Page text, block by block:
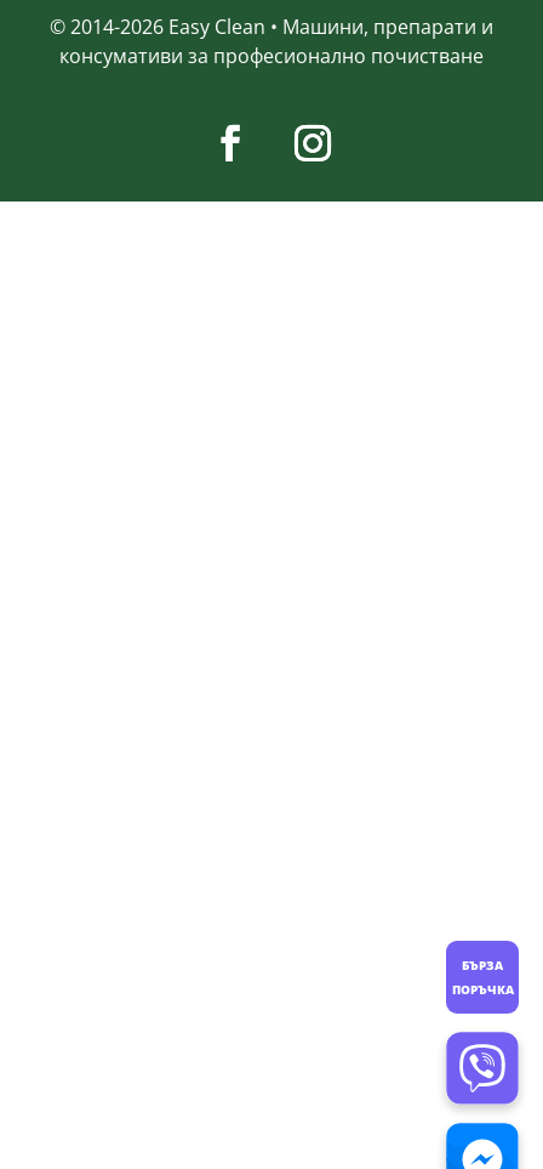
© 2014-2026 Easy Clean • Машини, препарати и
консумативи за професионално почистване
БЪРЗА
ПОРЪЧКА